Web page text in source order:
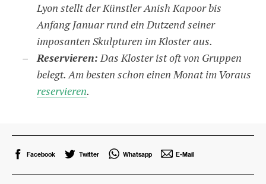
Lyon stellt der Künstler Anish Kapoor bis
Anfang Januar rund ein Dutzend seiner
imposanten Skulpturen im Kloster aus.
Reservieren:Das Kloster ist oft von Gruppen
belegt. Am besten schon einen Monat im Voraus
reservieren.
Facebook Twitter Whatsapp E-Mail